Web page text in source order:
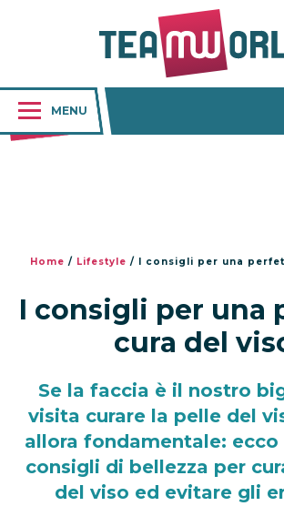
MENU
Home / Lifestyle / I consigli per una
I consigli per una
cura del
Se la faccia è il nostro
visita curare la pelle del
allora fondamentale:
consigli di bellezza per
del viso ed evitare gli